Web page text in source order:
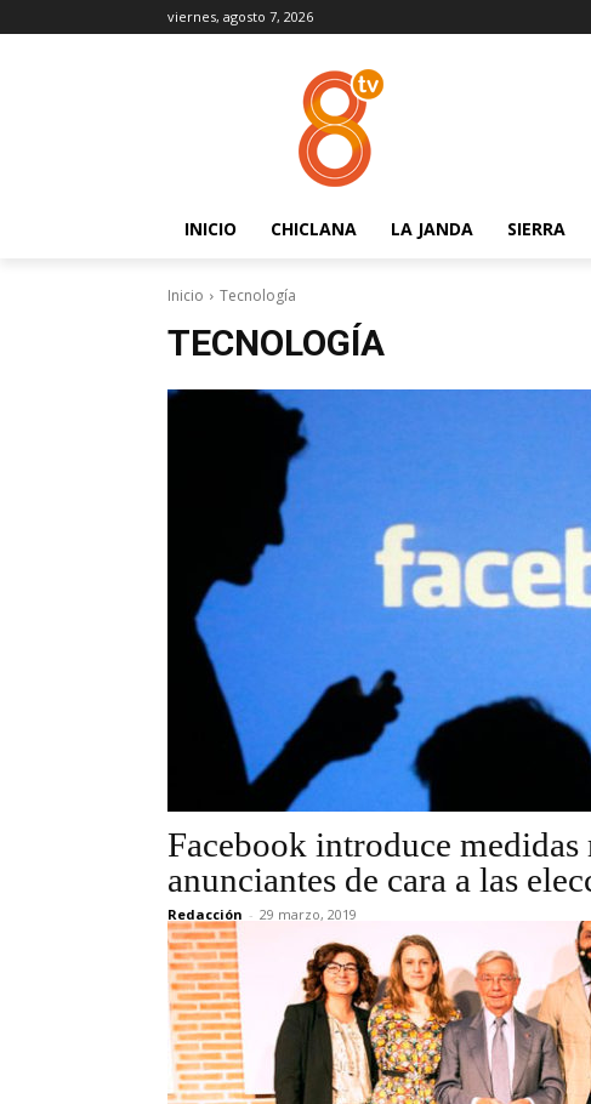
viernes, agosto 7, 2026
INICIO CHICLANA LA JANDA SIERRA
Inicio Tecnología
TECNOLOGÍA
Facebook introduce
anunciantes de cara a las
Redacción - 29 marzo, 2019